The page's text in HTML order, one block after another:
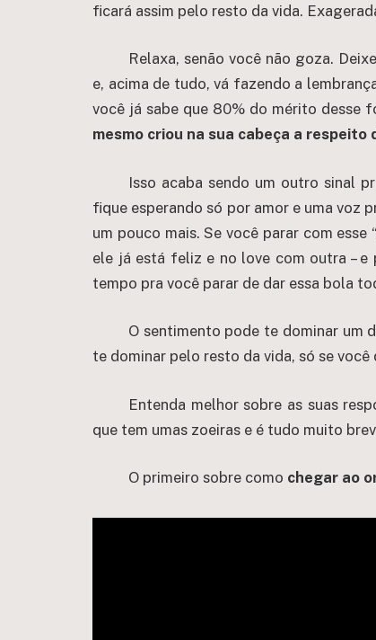
ficará assim pelo resto da vida.
Relaxa, senão você não goza.
e, acima de tudo, vá fazendo a
você já sabe que 80% do mérito desse
mesmo criou na sua cabeça a respeito
Isso acaba sendo um outro sinal
fique esperando só por amor e uma voz
um pouco mais. Se você parar com esse
ele já está feliz e no love com outra – e
tempo pra você parar de dar essa bola
O sentimento pode te dominar um
te dominar pelo resto da vida, só se você
Entenda melhor sobre as suas
que tem umas zoeiras e é tudo muito
O primeiro sobre como chegar ao